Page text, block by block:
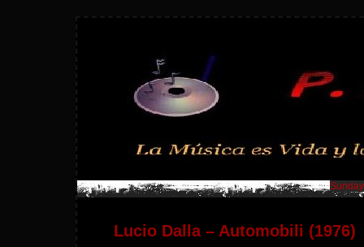
Lucio Dalla – Automobili (1976)